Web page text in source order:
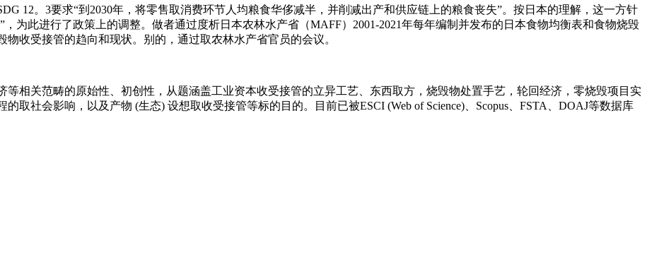
12。3要求“到2030年，将零售取消费环节人均粮食华侈减半，并削减出产和供应链上的粮食丧失”。按日本的理解，这一方针
为此进行了政策上的调整。做者通过度析日本农林水产省（MAFF）2001-2021年每年编制并发布的日本食物均衡表和食物烧毁
收受接管的趋向和现状。别的，通过取农林水产省官员的会议。
关范畴的原始性、初创性，从题涵盖工业资本收受接管的立异工艺、东西取方，烧毁物处置手艺，轮回经济，零烧毁项目实
取社会影响，以及产物 (生态) 设想取收受接管等标的目的。目前已被ESCI (Web of Science)、Scopus、FSTA、DOAJ等数据库